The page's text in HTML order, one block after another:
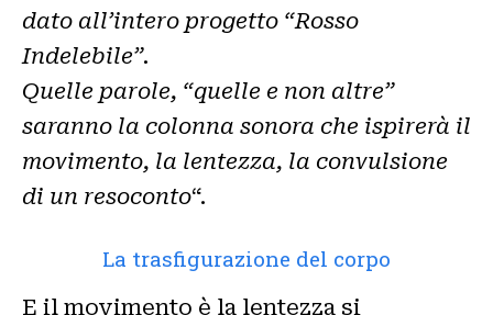
dato all’intero progetto “Rosso
Indelebile”.
Quelle parole, “quelle e non altre”
saranno la colonna sonora che ispirerà il
movimento, la lentezza, la convulsione
di un resoconto“.
La trasfigurazione del corpo
E il movimento è la lentezza si